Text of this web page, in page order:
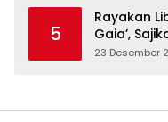
5
Rayakan
Gaia’,
23 Desember